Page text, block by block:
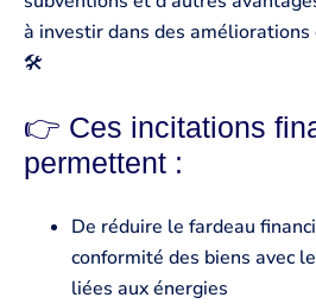
à investir dans des améliorations
🛠️
👉 Ces incitations
permettent :
De réduire le fardeau
conformité des biens avec
liées aux énergies